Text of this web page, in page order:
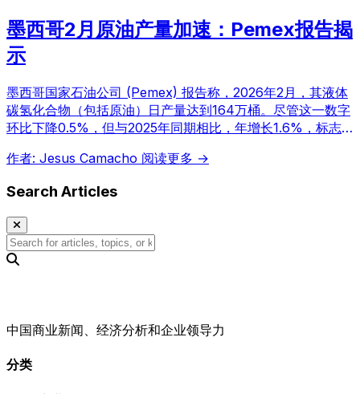
墨西哥2月原油产量加速：Pemex报告揭
示
墨西哥国家石油公司 (Pemex) 报告称，2026年2月，其液体
碳氢化合物（包括原油）日产量达到164万桶。尽管这一数字
环比下降0.5%，但与2025年同期相比，年增长1.6%，标志
作者: Jesus Camacho 阅读更多 →
Search Articles
中国商业新闻、经济分析和企业领导力
分类